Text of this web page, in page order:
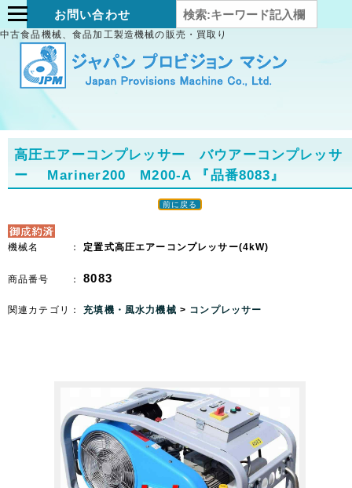
お問い合わせ
中古食品機械、食品加工製造機械の販売・買取り
高圧エアーコンプレッサー バウアーコンプレッサ
ー Mariner200 M200-A
『品番8083』
前に戻る
機械名 ： 定置式高圧エアーコンプレッサー(4kW)
商品番号 ：8083
関連カテゴリ：充填機・風水力機械 > コンプレッサー